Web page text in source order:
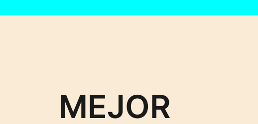
MEJOR